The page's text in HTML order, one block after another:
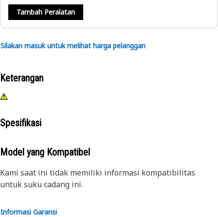
Tambah Peralatan
Silakan masuk untuk melihat harga pelanggan
Keterangan
Spesifikasi
Model yang Kompatibel
Kami saat ini tidak memiliki informasi kompatibilitas
untuk suku cadang ini.
Informasi Garansi